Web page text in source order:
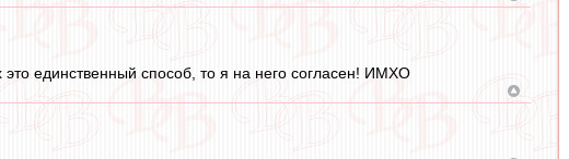
единственный способ, то я на него согласен! ИМХО